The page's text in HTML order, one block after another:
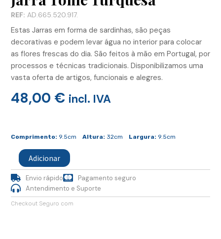
REF: AD.665.520.917.
Estas Jarras em forma de sardinhas, são peças
decorativas e podem levar água no interior para colocar
as flores frescas do dia. São feitos à mão em Portugal, por
processos e técnicas tradicionais. Disponibilizamos uma
vasta oferta de artigos, funcionais e alegres.
48,00 € incl. IVA
Comprimento: 9.5cm Altura: 32cm Largura: 9.5cm
Jarra
Tomé
TurquesaAdicionar
Envio rápido
Pagamento seguro
Antendimento e Suporte
Checkout Seguro com